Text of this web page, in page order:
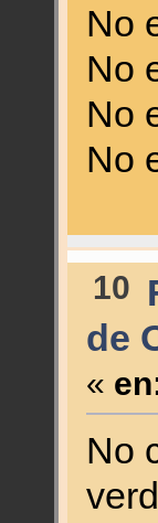
No
No
No
No
10
de
«
No